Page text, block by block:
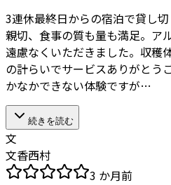
3連休最終日からの宿泊で貸し
親切、食事の質も量も満足。ア
遠慮なくいただきました。収穫
の計らいでサービスありがとう
かなかできない体験ですが…
続きを読む
文
文香西村
3 か月前